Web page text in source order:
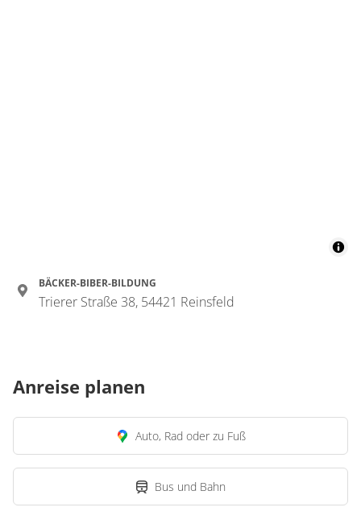
BÄCKER-BIBER-BILDUNG
Trierer Straße 38, 54421 Reinsfeld
Anreise planen
Auto, Rad oder zu Fuß
Bus und Bahn